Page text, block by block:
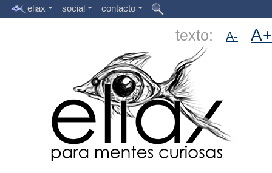
eliax social contacto
texto: A- A+